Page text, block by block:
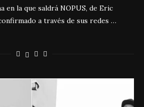
en la que saldrá NOPUS, de Eric
a través de sus redes …